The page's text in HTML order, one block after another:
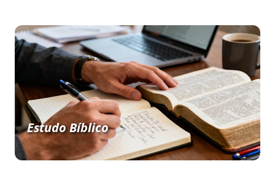
Estudo Bíblico